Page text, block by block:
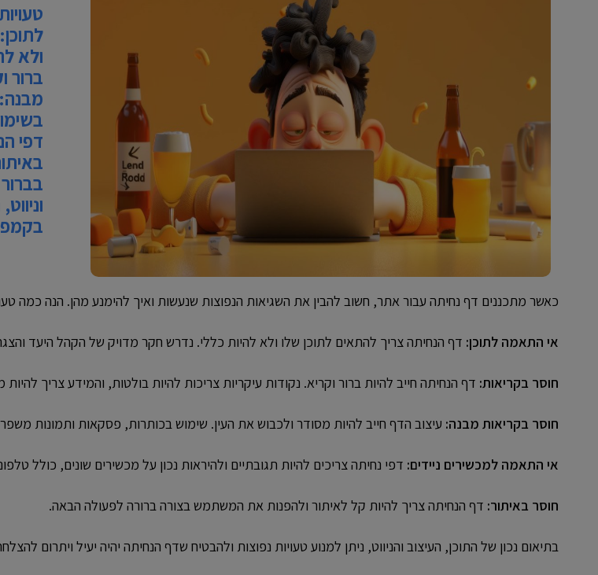
ולא
ברור
מבנה:
דפי
כאשר מתכננים דף נחיתה עבור אתר, חשוב להבין את השגיאות הנפוצות שנעשות ואיך להימנע מהן. הנה כמה
אי התאמה לתוכן: דף הנחיתה צריך להתאים לתוכן שלו ולא להיות כללי. נדרש חקר מדויק של הקהל היעד
חוסר בקריאות: דף הנחיתה חייב להיות ברור וקריא. נקודות עיקריות צריכות להיות בולטות, והמידע צריך להיות
חוסר בקריאות מבנה: עיצוב הדף חייב להיות מסודר ולכבוש את העין. שימוש בכותרות, פסקאות ותמונות
אי התאמה למכשירים ניידים: דפי נחיתה צריכים להיות תגובתיים ולהיראות נכון על מכשירים שונים, כולל
חוסר באיתור: דף הנחיתה צריך להיות קל לאיתור ולהפנות את המשתמש בצורה ברורה לפעולה הבאה.
בתיאום נכון של התוכן, העיצוב והניווט, ניתן למנוע טעויות נפוצות ולהבטיח שדף הנחיתה יהיה יעיל ויתרום